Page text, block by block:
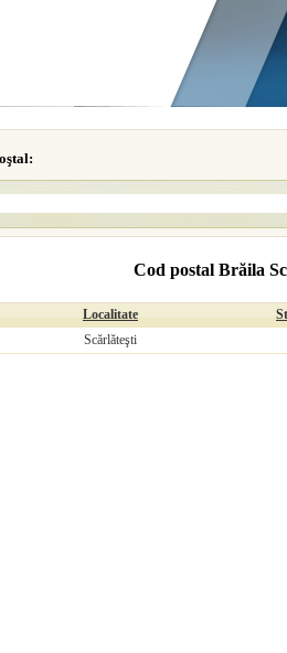
Cod postal Brăila
Localitate
Scărlăteşti